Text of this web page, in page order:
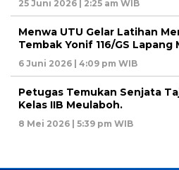
25 Juni 2026 | 2:25 am WIB
Menwa UTU Gelar Latihan
Tembak Yonif 116/GS Lapang
6 Juni 2026 | 4:09 pm WIB
Petugas Temukan Senjata
Kelas IIB Meulaboh.
8 Mei 2026 | 5:39 pm WIB